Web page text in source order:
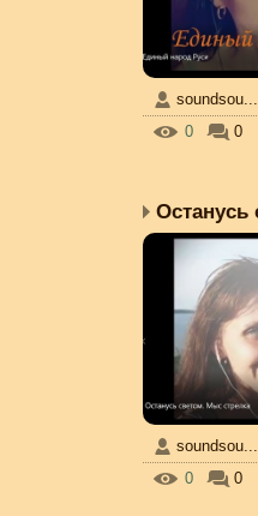
soundsou...
0
0
soundsou...
0
0